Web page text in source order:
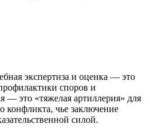
экспертиза и оценка — это
споров и
— это «тяжелая артиллерия» для
конфликта, чье заключение
силой.